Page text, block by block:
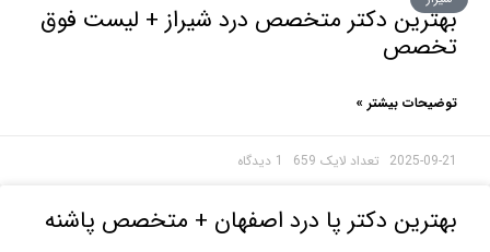
دکتر متخصص درد شیراز + لیست فوق
بیشتر »
2025- 1 دیدگاه
دکتر پا درد اصفهان + متخصص پاشنه